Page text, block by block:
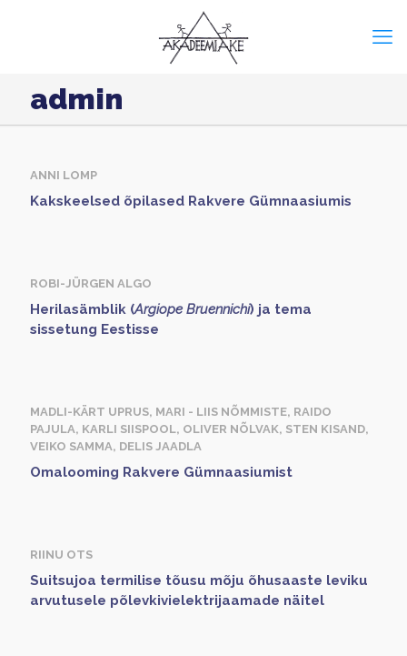
admin
ANNI LOMP
Kakskeelsed õpilased Rakvere Gümnaasiumis
ROBI-JÜRGEN ALGO
Herilasämblik (Argiope Bruennichi) ja tema
sissetung Eestisse
MADLI-KÄRT UPRUS, MARI - LIIS NÕMMISTE, RAIDO
PAJULA, KARLI SIISPOOL, OLIVER NÕLVAK, STEN KISAND,
VEIKO SAMMA, DELIS JAADLA
Omalooming Rakvere Gümnaasiumist
RIINU OTS
Suitsujoa termilise tõusu mõju õhusaaste leviku
arvutusele põlevkivielektrijaamade näitel